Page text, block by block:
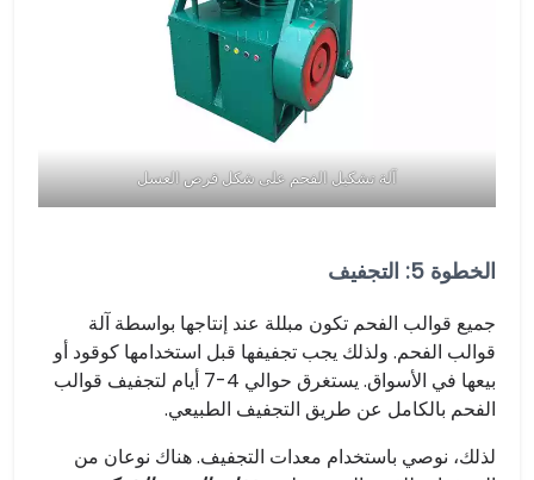
آلة تشكيل الفحم على شكل قرص العسل
الخطوة 5: التجفيف
جميع قوالب الفحم تكون مبللة عند إنتاجها بواسطة آلة
قوالب الفحم. ولذلك يجب تجفيفها قبل استخدامها كوقود أو
بيعها في الأسواق. يستغرق حوالي 4-7 أيام لتجفيف قوالب
الفحم بالكامل عن طريق التجفيف الطبيعي.
لذلك، نوصي باستخدام معدات التجفيف. هناك نوعان من